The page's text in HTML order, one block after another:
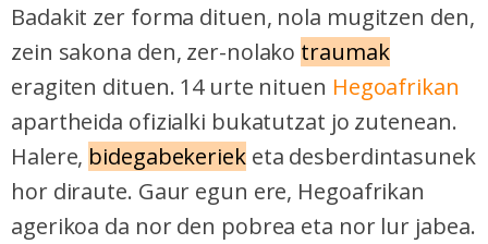
Badakit zer forma dituen, nola mugitzen den,
zein sakona den, zer-nolako traumak
eragiten dituen. 14 urte nituen Hegoafrikan
apartheida ofizialki bukatutzat jo zutenean.
Halere, bidegabekerieketa desberdintasunek
hor diraute. Gaur egun ere, Hegoafrikan
agerikoa da nor den pobrea eta nor lur jabea.